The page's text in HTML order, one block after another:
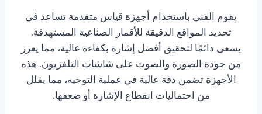
يقوم الفني باستخدام أجهزة قياس متقدمة تساعد في
تحديد المواقع الدقيقة للأقمار الصناعية المستهدفة.
يسعى دائمًا لتحقيق أفضل إشارة بكفاءة عالية، مما يعزز
من جودة الصورة والصوت على شاشات التلفزيون. هذه
الأجهزة تضمن دقة عالية في عملية التوجيه، مما يقلل
من احتماليات انقطاع الإشارة أو ضعفها.